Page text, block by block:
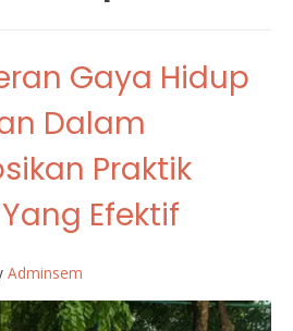
Gaya Hidup
Dalam
Praktik
Efektif
Adminsem